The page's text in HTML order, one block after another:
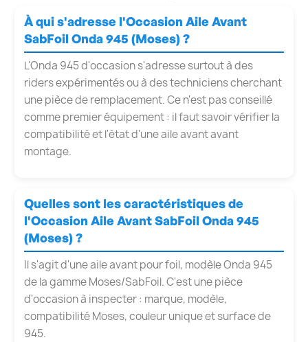
À qui s'adresse l'Occasion Aile Avant
SabFoil Onda 945 (Moses) ?
L'Onda 945 d'occasion s'adresse surtout à des
riders expérimentés ou à des techniciens cherchant
une pièce de remplacement. Ce n'est pas conseillé
comme premier équipement : il faut savoir vérifier la
compatibilité et l'état d'une aile avant avant
montage.
Quelles sont les caractéristiques de
l'Occasion Aile Avant SabFoil Onda 945
(Moses) ?
Il s'agit d'une aile avant pour foil, modèle Onda 945
de la gamme Moses/SabFoil. C'est une pièce
d'occasion à inspecter : marque, modèle,
compatibilité Moses, couleur unique et surface de
945.